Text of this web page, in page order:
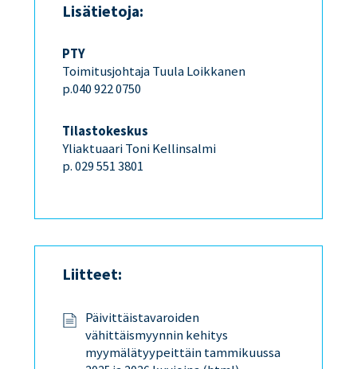
Lisätietoja:
PTY
Toimitusjohtaja Tuula Loikkanen
p.040 922 0750
Tilastokeskus
Yliaktuaari Toni Kellinsalmi
p. 029 551 3801
Liitteet:
Päivittäistavaroiden
vähittäismyynnin kehitys
myymälätyypeittäin tammikuussa